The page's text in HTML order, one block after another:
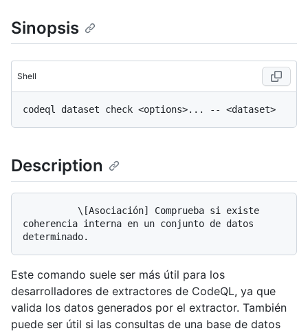
Sinopsis
Shell
Description
coherencia interna en un conjunto de datos
Este comando suele ser más útil para los
desarrolladores de extractores de CodeQL, ya que
valida los datos generados por el extractor. También
puede ser útil si las consultas de una base de datos